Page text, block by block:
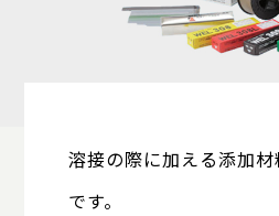
溶接の際に加える添加材
です。